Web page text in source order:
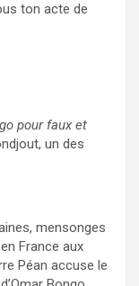
ton acte de
pour faux et
un des
mensonges
France aux
Péan accuse le